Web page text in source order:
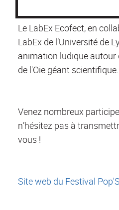
Le LabEx Ecofect, en
LabEx de l’Université de
animation ludique autour
de l'Oie géant scientifique.
Venez nombreux
n’hésitez pas à
vous !
Site web du Festival